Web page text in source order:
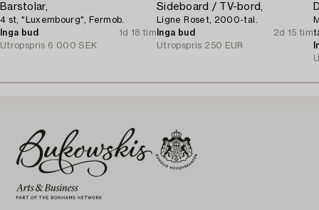
Barstolar,
4 st, "Luxembourg", Fermob.
Inga bud
1d 18 tim
Utropspris 6 000 SEK
Sideboard / TV-bord,
Ligne Roset, 2000-tal.
Inga bud
2d 15 tim
Utropspris 250 EUR